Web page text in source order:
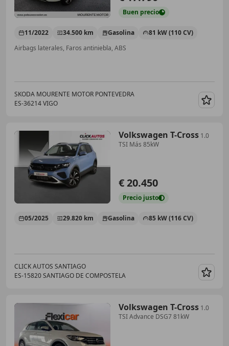
Buen precio
11/2022 34.500 km Gasolina
81 kW (110 CV)
Airbags laterales, Faros antiniebla, ABS
SKODA MOURENTE MOTOR PONTEVEDRA
ES-36214 VIGO
Volkswagen T-Cross 1.0
TSI Más 85kW
€ 20.450
Precio justo
05/2025 29.820 km Gasolina 85 kW (116 CV)
CLICK AUTOS SANTIAGO
ES-15820 SANTIAGO DE COMPOSTELA
Volkswagen T-Cross 1.0
TSI Advance DSG7 81kW